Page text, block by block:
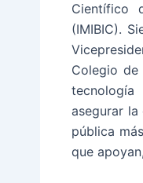
Científico
(IMIBIC).
Colegio
asegurar
pública
que